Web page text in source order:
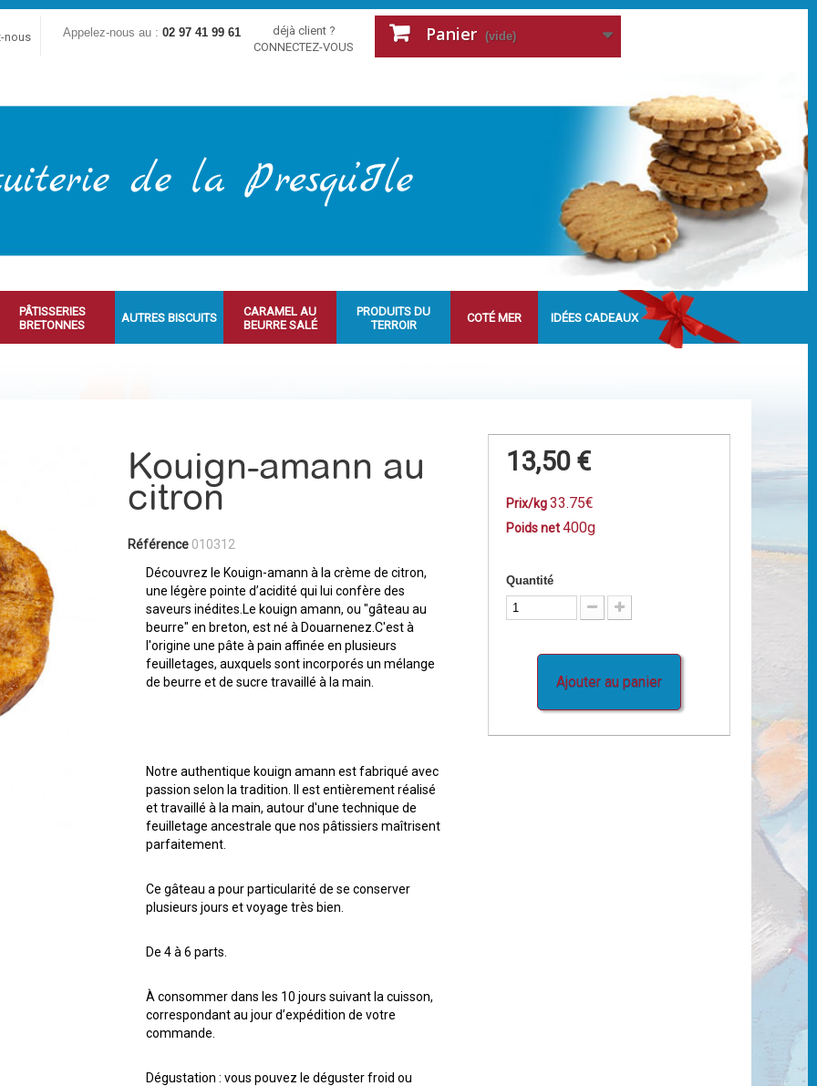
nous Appelez-nous au : 02 97 41 99 61
déjà client ?
CONNECTEZ-VOUS
Panier (vide)
PÂTISSERIES
BRETONNES
AUTRES BISCUITS
CARAMEL AU
BEURRE SALÉ
PRODUITS DU
TERROIR
COTÉ MER IDÉES CADEAUX
Kouign-amann au
citron
Référence 010312
Découvrez le Kouign-amann à la crème de citron,
une légère pointe d’acidité qui lui confère des
saveurs inédites.Le kouign amann, ou "gâteau au
beurre" en breton, est né à Douarnenez.C'est à
l'origine une pâte à pain affinée en plusieurs
feuilletages, auxquels sont incorporés un mélange
de beurre et de sucre travaillé à la main.
Notre authentique kouign amann est fabriqué avec
passion selon la tradition. Il est entièrement réalisé
et travaillé à la main, autour d'une technique de
feuilletage ancestrale que nos pâtissiers maîtrisent
parfaitement.
Ce gâteau a pour particularité de se conserver
plusieurs jours et voyage très bien.
De 4 à 6 parts.
À consommer dans les 10 jours suivant la cuisson,
correspondant au jour d’expédition de votre
commande.
Dégustation : vous pouvez le déguster froid ou
13,50 €
Prix/kg33.75€
Poids net400g
Quantité
Ajouter au panier